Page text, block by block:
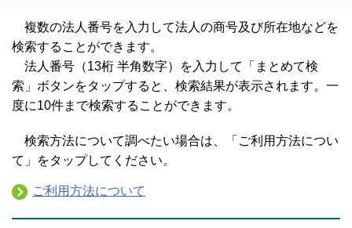
複数の法人番号を入力して法人の商号及び所在地などを
検索することができます。
法人番号（13桁 半角数字）を入力して「まとめて検
索」ボタンをタップすると、検索結果が表示されます。一
度に10件まで検索することができます。
検索方法について調べたい場合は、「ご利用方法につい
て」をタップしてください。
ご利用方法について